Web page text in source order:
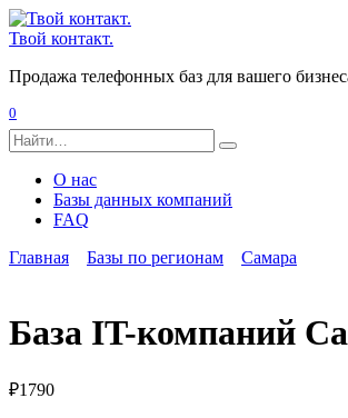
Перейти
к
Твой контакт.
Продажа телефонных баз для вашего
0
Search
for:
О нас
Базы данных компаний
FAQ
Главная
Базы по регионам Самара
База IT-компаний
₽1790